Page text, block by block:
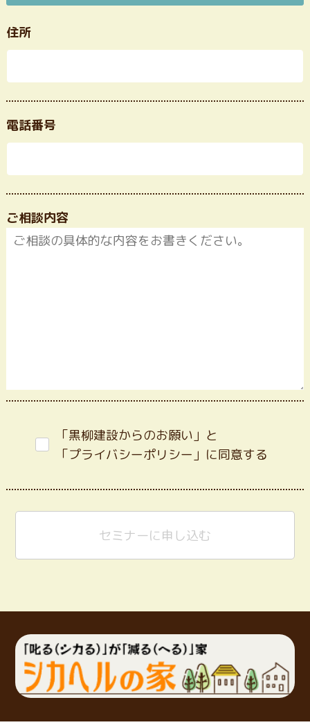
住所
電話番号
ご相談内容
「黒柳建設からのお願い」と
「プライバシーポリシー」に同意する